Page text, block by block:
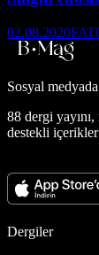
02.08.2020
Sosyal medyada
88 dergi
destekli içerikler
Dergiler